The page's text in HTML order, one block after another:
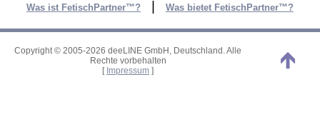
Was ist FetischPartner™?
Was bietet FetischPartner™?
Copyright © 2005-2026 deeLINE GmbH, Deutschland. Alle
Rechte vorbehalten
[ Impressum ]